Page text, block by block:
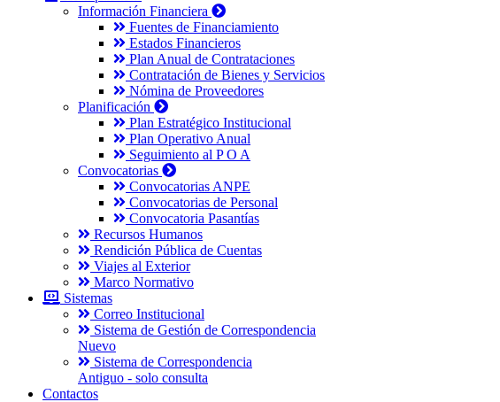
Información Financiera
Fuentes de Financiamiento
Estados Financieros
Plan Anual de Contrataciones
Contratación de Bienes y Servicios
Nómina de Proveedores
Planificación
Plan Estratégico Institucional
Plan Operativo Anual
Seguimiento al P O A
Convocatorias
Convocatorias ANPE
Convocatorias de Personal
Convocatoria Pasantías
Recursos Humanos
Rendición Pública de Cuentas
Viajes al Exterior
Marco Normativo
Sistemas
Correo Institucional
Sistema de Gestión de Correspondencia
Nuevo
Sistema de Correspondencia
Antiguo - solo consulta
Contactos